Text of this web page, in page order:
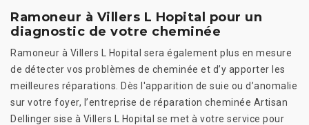
Ramoneur à Villers L Hopital pour un
diagnostic de votre cheminée
Ramoneur à Villers L Hopital sera également plus en mesure
de détecter vos problèmes de cheminée et d’y apporter les
meilleures réparations. Dès l'apparition de suie ou d’anomalie
sur votre foyer, l’entreprise de réparation cheminée Artisan
Dellinger sise à Villers L Hopital se met à votre service pour